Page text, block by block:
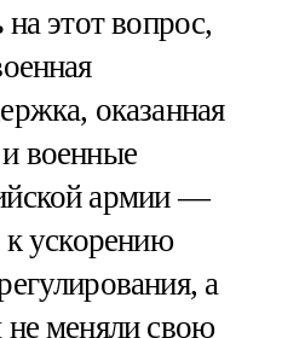
на этот вопрос,
оказанная
военные
армии —
к ускорению
а
меняли свою